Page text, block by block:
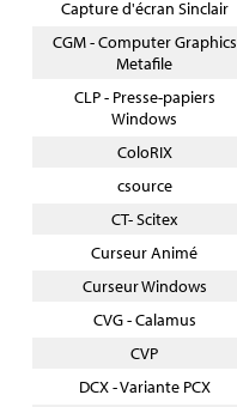
Capture d'écran Sinclair
CGM - Computer Graphics
Metafile
CLP - Presse-papiers
Windows
ColoRIX
csource
CT- Scitex
Curseur Animé
Curseur Windows
CVG - Calamus
CVP
DCX - Variante PCX